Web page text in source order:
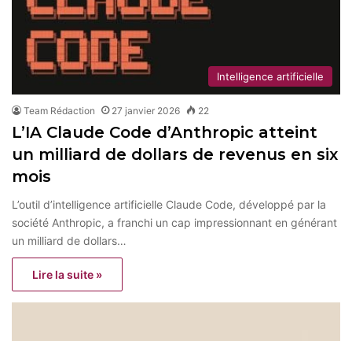
Intelligence artificielle
Team Rédaction 27 janvier 2026 22
L’IA Claude Code d’Anthropic atteint
un milliard de dollars de revenus en six
mois
L’outil d’intelligence artificielle Claude Code, développé par la
société Anthropic, a franchi un cap impressionnant en générant
un milliard de dollars…
Lire la suite »